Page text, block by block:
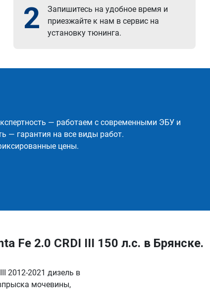
2
Запишитесь на удобное время и
приезжайте к нам в сервис на
установку тюнинга.
— работаем с современными ЭБУ и
— гарантия на все виды работ.
цены.
Fe 2.0 CRDI III 150 л.с. в Брянске.
2012-2021 дизель в
мочевины,